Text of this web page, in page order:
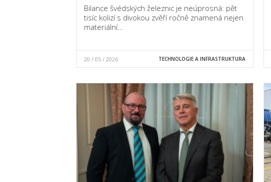
Bilance švédských železnic je neúprosná: pět
tisíc kolizí s divokou zvěří ročně znamená nejen
materiální…
20 / 05 / 2026 TECHNOLOGIE A INFRASTRUKTURA